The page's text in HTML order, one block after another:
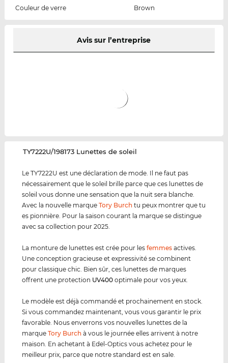
Couleur de verre
Brown
Avis sur l’entreprise
‌TY7222U/198173 Lunettes de soleil
Le TY7222U est une déclaration de mode. Il ne faut pas
nécessairement que le soleil brille parce que ces lunettes de
soleil vous donne une sensation que la nuit sera blanche.
Avec la nouvelle marqueTory Burch tu peux montrer que tu
es pionnière. Pour la saison courant la marque se distingue
avec sa collection pour 2025.
La monture de lunettes est crée pour lesfemmes actives.
Une conception gracieuse et expressivité se combinent
pour classique chic. Bien sûr, ces lunettes de marques
offrent une protection UV400 optimale pour vos yeux.
Le modèle est déjà commandé et prochainement en stock.
Si vous commandez maintenant, vous vous garantir le prix
favorable. Nous enverrons vos nouvelles lunettes de la
marqueTory Burch à vous le journée elles arrivent à notre
maison. En achetant à Edel-Optics vous achetez pour le
meilleur prix, parce que notre standard est en sale.